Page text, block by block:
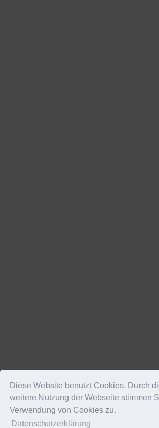
Diese Website benutzt Cookies. Durch
weitere Nutzung der Webseite stimmen
Verwendung von Cookies zu.
Datenschutzerklärung